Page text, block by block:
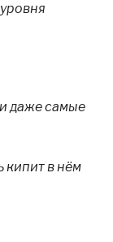
даже самые
кипит в нём